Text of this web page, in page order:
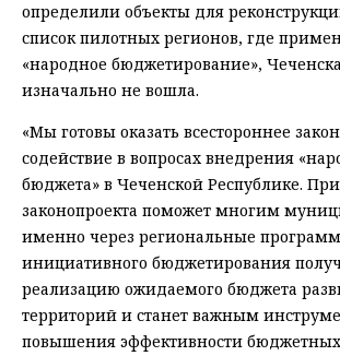
определили объекты для
список пилотных регионов, где
«народное бюджетирование»,
изначально не вошла.
«Мы готовы оказать всестороннее
содействие в вопросах внедрения
бюджета» в Чеченской Республике.
законопроекта поможет многим
именно через региональные
инициативного бюджетирования
реализацию ожидаемого бюджета
территорий и станет важным
повышения эффективности бюджетных